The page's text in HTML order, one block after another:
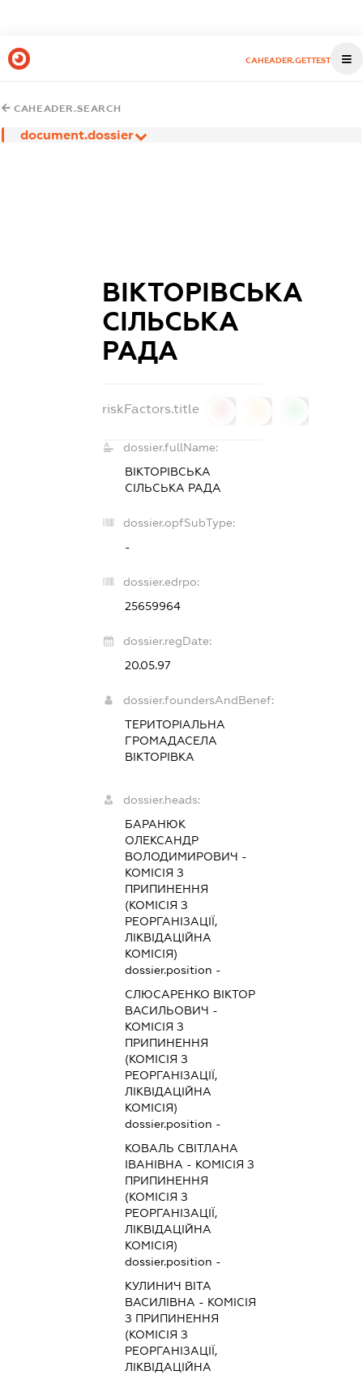
CAHEADER.GETTEST
CAHEADER.SEARCH
document.dossier
ВІКТОРІВСЬКА
СІЛЬСЬКА
РАДА
riskFactors.title
dossier.fullName:
ВІКТОРІВСЬКА
СІЛЬСЬКА РАДА
dossier.opfSubType:
-
dossier.edrpo:
25659964
dossier.regDate:
20.05.97
dossier.foundersAndBenef:
ТЕРИТОРІАЛЬНА
ГРОМАДАСЕЛА
ВІКТОРІВКА
dossier.heads:
БАРАНЮК
ОЛЕКСАНДР
ВОЛОДИМИРОВИЧ -
КОМІСІЯ З
ПРИПИНЕННЯ
(КОМІСІЯ З
РЕОРГАНІЗАЦІЇ,
ЛІКВІДАЦІЙНА
КОМІСІЯ)
dossier.position -
СЛЮСАРЕНКО ВІКТОР
ВАСИЛЬОВИЧ -
КОМІСІЯ З
ПРИПИНЕННЯ
(КОМІСІЯ З
РЕОРГАНІЗАЦІЇ,
ЛІКВІДАЦІЙНА
КОМІСІЯ)
dossier.position -
КОВАЛЬ СВІТЛАНА
ІВАНІВНА - КОМІСІЯ З
ПРИПИНЕННЯ
(КОМІСІЯ З
РЕОРГАНІЗАЦІЇ,
ЛІКВІДАЦІЙНА
КОМІСІЯ)
dossier.position -
КУЛИНИЧ ВІТА
ВАСИЛІВНА - КОМІСІЯ
З ПРИПИНЕННЯ
(КОМІСІЯ З
РЕОРГАНІЗАЦІЇ,
ЛІКВІДАЦІЙНА